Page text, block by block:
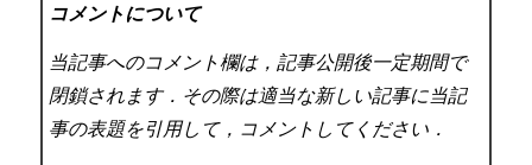
コメントについて
当記事へのコメント欄は，記事公開後一定期間で
閉鎖されます．その際は適当な新しい記事に当記
事の表題を引用して，コメントしてください．